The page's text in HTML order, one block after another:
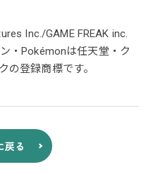
Inc./GAME FREAK inc.
・Pokémonは任天堂・ク
の登録商標です。
戻る